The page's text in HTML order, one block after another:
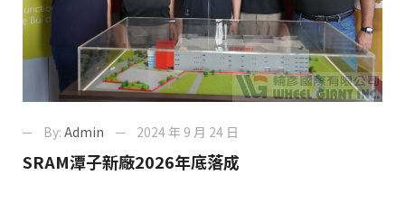
By: Admin 2024 年 9 月 24 日
SRAM潭子新廠2026年底落成